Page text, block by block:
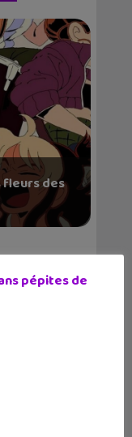
fleurs des
– le
pépites de